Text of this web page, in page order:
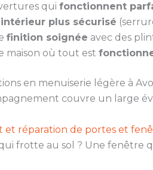
qui fonctionnent
intérieur plus sécurisé
finition soignée avec des
maison où tout est
en menuiserie légère à
couvre un large
et réparation de portes et
frotte au sol ? Une fenêtre